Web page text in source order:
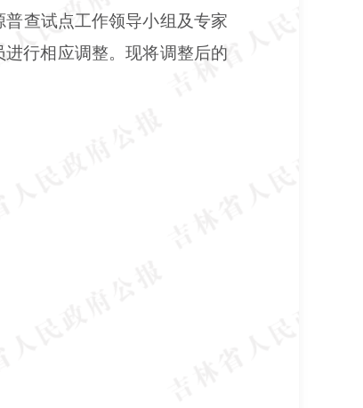
普查试点工作领导小组及专家
行相应调整。现将调整后的